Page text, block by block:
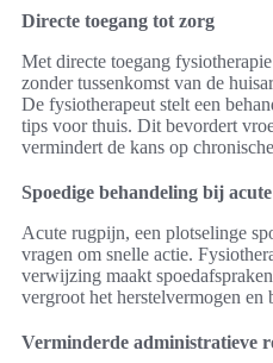
Directe toegang tot zorg
Met directe toegang
zonder tussenkomst van de
De fysiotherapeut stelt een
tips voor thuis. Dit bevordert
vermindert de kans op
Spoedige behandeling bij
Acute rugpijn, een plotselinge
vragen om snelle actie.
verwijzing maakt
vergroot het herstelvermogen
Verminderde administratieve